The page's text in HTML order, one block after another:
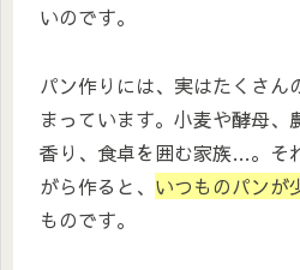
いのです。
パン作りには、実はたくさん
まっています。小麦や酵母、
香り、食卓を囲む家族…。そ
がら作ると、 いつものパンが
ものです。